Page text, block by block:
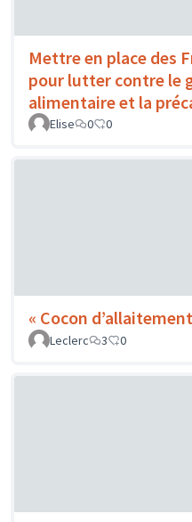
Mettre en place des
pour lutter contre le
alimentaire et la
Elise 0 0
« Cocon
Leclerc
3 0